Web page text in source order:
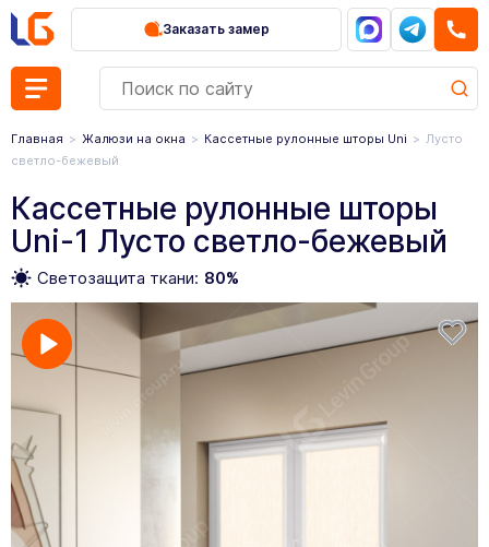
Заказать замер
Главная Жалюзи на окна Кассетные рулонные шторы Uni
Лусто
светло-бежевый
Кассетные рулонные шторы
Uni-1 Лусто светло-бежевый
Светозащита ткани: 80%